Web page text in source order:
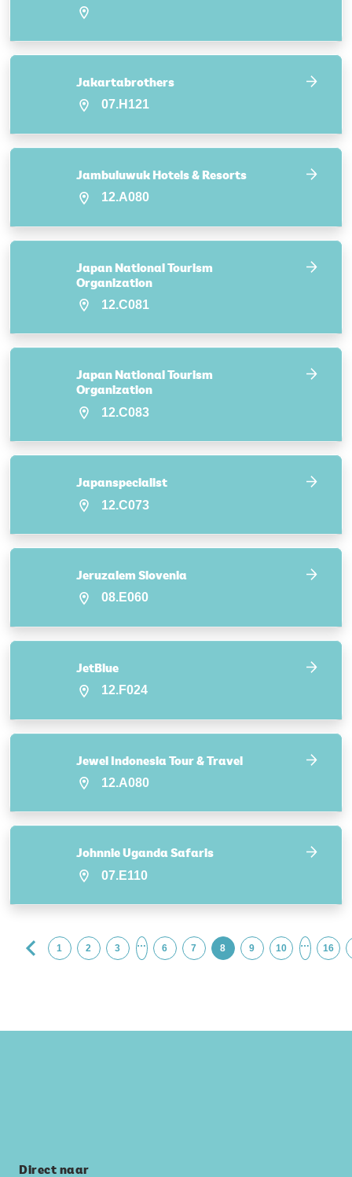
Jakartabrothers
07.H121
Jambuluwuk Hotels & Resorts
12.A080
Japan National Tourism
Organization
12.C081
Japan National Tourism
Organization
12.C083
Japanspecialist
12.C073
Jeruzalem Slovenia
08.E060
JetBlue
12.F024
Jewel Indonesia Tour & Travel
12.A080
Johnnie Uganda Safaris
07.E110
1 2 3 … 6 7 8 9 10 … 16
Direct naar